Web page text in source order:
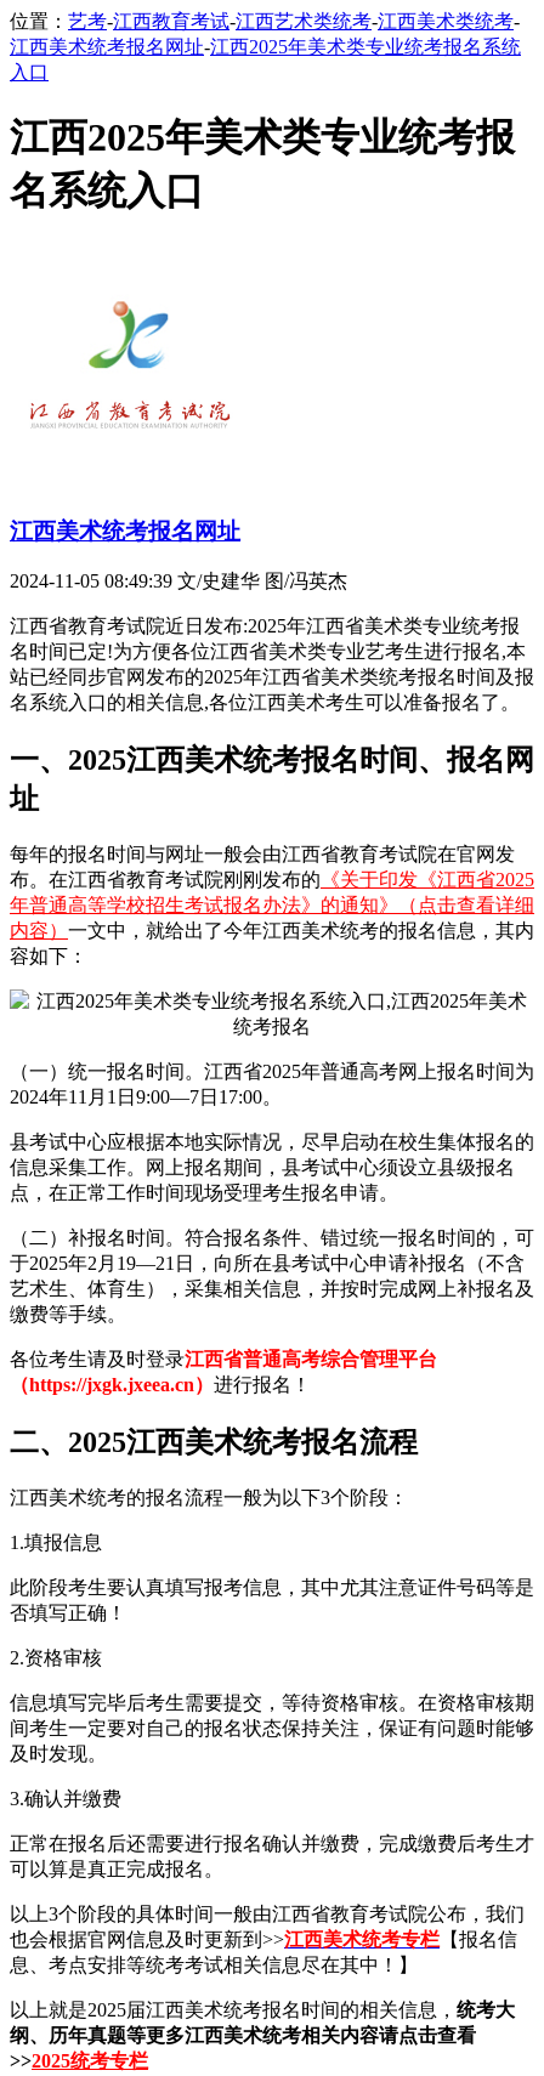
位置： 艺考-江西教育考试-江西艺术类统考-江西美术类统考-
江西美术统考报名网址-江西2025年美术类专业统考报名系统
入口
江西2025年美术类专业统考报
名系统入口
江西美术统考报名网址
2024-11-05 08:49:39 文/史建华 图/冯英杰
江西省教育考试院近日发布:2025年江西省美术类专业统考报
名时间已定!为方便各位江西省美术类专业艺考生进行报名,本
站已经同步官网发布的2025年江西省美术类统考报名时间及报
名系统入口的相关信息,各位江西美术考生可以准备报名了。
一、2025江西美术统考报名时间、报名网
址
每年的报名时间与网址一般会由江西省教育考试院在官网发
布。在江西省教育考试院刚刚发布的 《关于印发《江西省2025
年普通高等学校招生考试报名办法》的通知》（点击查看详细
内容） 一文中，就给出了今年江西美术统考的报名信息，其内
容如下：
（一）统一报名时间。江西省2025年普通高考网上报名时间为
2024年11月1日9:00—7日17:00。
县考试中心应根据本地实际情况，尽早启动在校生集体报名的
信息采集工作。网上报名期间，县考试中心须设立县级报名
点，在正常工作时间现场受理考生报名申请。
（二）补报名时间。符合报名条件、错过统一报名时间的，可
于2025年2月19—21日，向所在县考试中心申请补报名（不含
艺术生、体育生），采集相关信息，并按时完成网上补报名及
缴费等手续。
各位考生请及时登录江西省普通高考综合管理平台
（https://jxgk.jxeea.cn） 进行报名！
二、2025江西美术统考报名流程
江西美术统考的报名流程一般为以下3个阶段：
1.填报信息
此阶段考生要认真填写报考信息，其中尤其注意证件号码等是
否填写正确！
2.资格审核
信息填写完毕后考生需要提交，等待资格审核。在资格审核期
间考生一定要对自己的报名状态保持关注，保证有问题时能够
及时发现。
3.确认并缴费
正常在报名后还需要进行报名确认并缴费，完成缴费后考生才
可以算是真正完成报名。
以上3个阶段的具体时间一般由江西省教育考试院公布，我们
也会根据官网信息及时更新到>>江西美术统考专栏 【报名信
息、考点安排等统考考试相关信息尽在其中！】
以上就是2025届江西美术统考报名时间的相关信息， 统考大
纲、历年真题等更多江西美术统考相关内容请点击查看
>>2025统考专栏